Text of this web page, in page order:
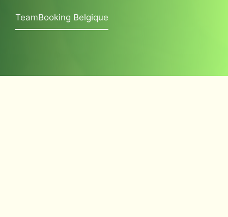
TeamBooking Belgique